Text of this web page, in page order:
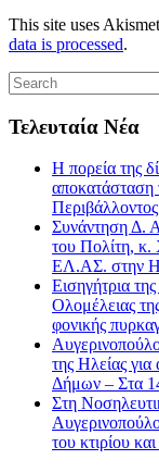
This site uses
data is processed.
Τελευταία Νέα
Η πορεία της
αποκατάσταση
Συνάντηση Δ.
του Πολίτη, κ.
ΕΛ.ΑΣ. στην
Εισηγήτρια
Ολομέλειας
φονικής
της Ηλείας
Δήμων – Στα
Στη
του κτιρίου